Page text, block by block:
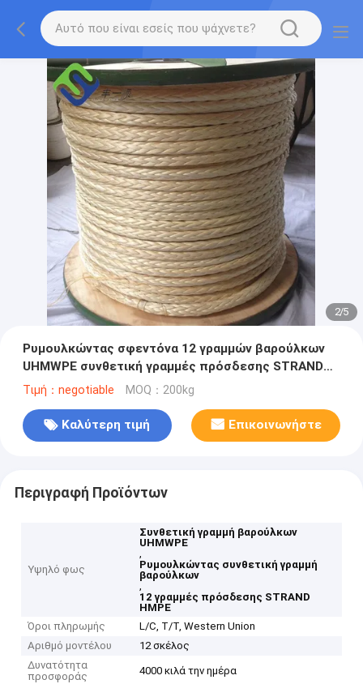
2/5
Ρυμουλκώντας σφεντόνα 12 γραμμών βαρούλκων
UHMWPE συνθετική γραμμές πρόσδεσης STRAND
HMPE
Τιμή：negotiable MOQ：200kg
Καλύτερη τιμή Επικοινωνήστε
Περιγραφή Προϊόντων
Υψηλό φως
Συνθετική γραμμή βαρούλκων
UHMWPE
,
Ρυμουλκώντας συνθετική γραμμή
βαρούλκων
,
12 γραμμές πρόσδεσης STRAND
HMPE
Όροι πληρωμής
L/C, T/T, Western Union
Αριθμό μοντέλου
12 σκέλος
Δυνατότητα
προσφοράς
4000 κιλά την ημέρα